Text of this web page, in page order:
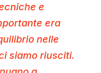
e
era
nelle
siamo riusciti.